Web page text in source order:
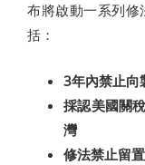
布將啟動一系列
括：
3年內禁止向
採認美國關
灣
修法禁止留